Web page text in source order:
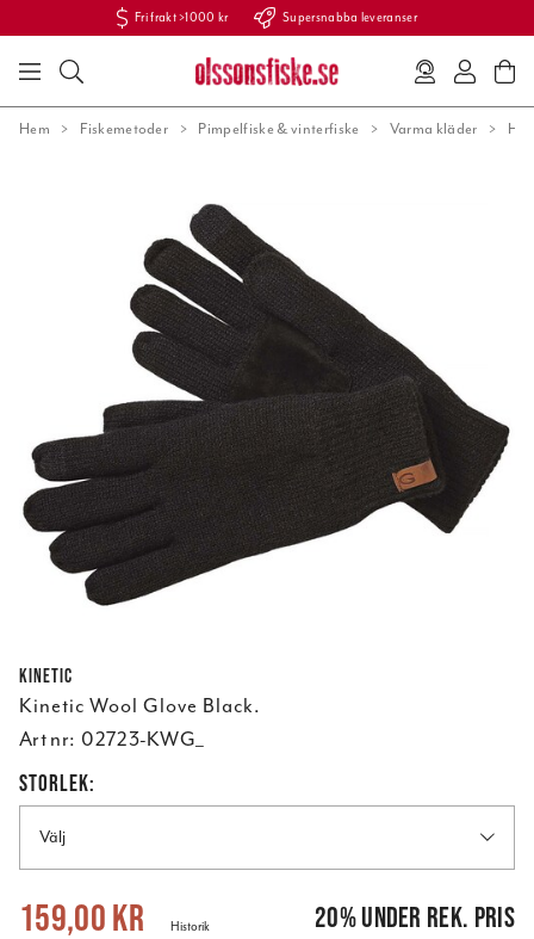
Fri frakt >1000 kr Supersnabba leveranser
Hem Fiskemetoder Pimpelfiske & vinterfiske Varma kläder
Kinetic
Kinetic Wool Glove Black.
Art nr: 02723-KWG_
STORLEK:
Välj
Nuvarande pris:159,00 kr 199,95 kr
159,00 kr Historik 20%under rek. pris